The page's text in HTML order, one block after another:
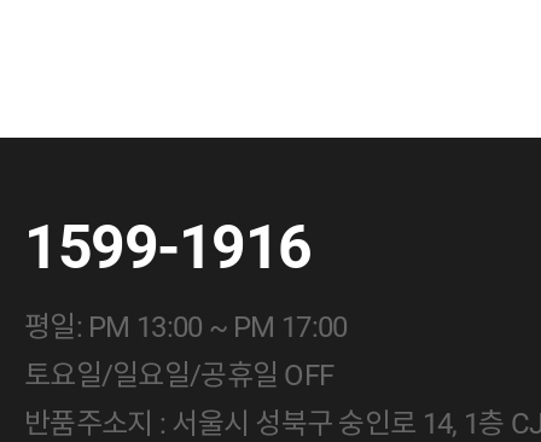
1599-1916
평일: PM 13:00 ~ PM 17:00
토요일/일요일/공휴일 OFF
반품주소지 : 서울시 성북구 숭인로 14, 1층